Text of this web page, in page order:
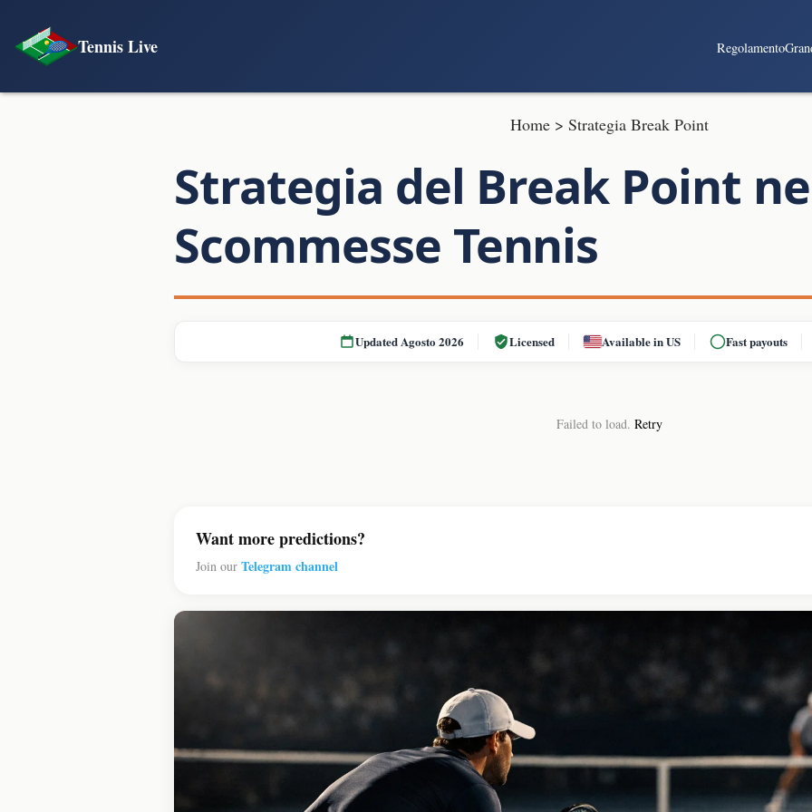
Tennis Live Regolamento
Home > Strategia Break Point
Strategia del Break Point
Scommesse Tennis
Updated Agosto 2026 Licensed Available in US Fast payouts
Failed to load. Retry
Want more predictions?
Join our Telegram channel